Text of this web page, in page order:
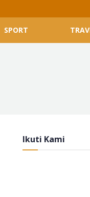
SPORT
Ikuti Kami